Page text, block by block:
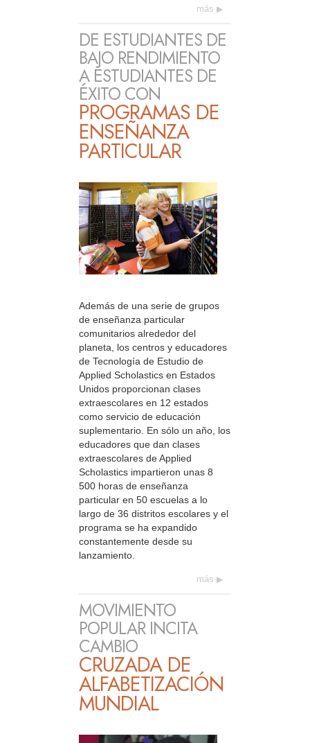
más
DE ESTUDIANTES DE
BAJO RENDIMIENTO
A ESTUDIANTES DE
ÉXITO CON
PROGRAMAS DE
ENSEÑANZA
PARTICULAR
Además de una serie de grupos
de enseñanza particular
comunitarios alrededor del
planeta, los centros y educadores
de Tecnología de Estudio de
Applied Scholastics en Estados
Unidos proporcionan clases
extraescolares en 12 estados
como servicio de educación
suplementario. En sólo un año, los
educadores que dan clases
extraescolares de Applied
Scholastics impartieron unas 8
500 horas de enseñanza
particular en 50 escuelas a lo
largo de 36 distritos escolares y el
programa se ha expandido
constantemente desde su
lanzamiento.
más
MOVIMIENTO
POPULAR INCITA
CAMBIO
CRUZADA DE
ALFABETIZACIÓN
MUNDIAL